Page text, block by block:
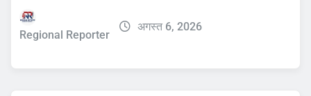
Regional Reporter
अगस्त 6, 2026